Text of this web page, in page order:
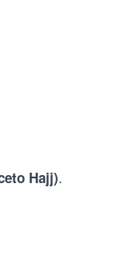
Hajj).